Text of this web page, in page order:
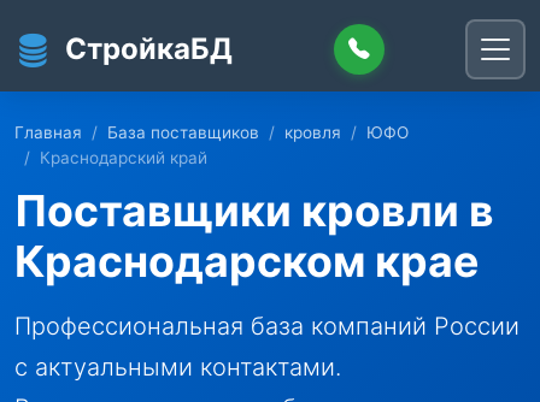
СтройкаБД
Главная База поставщиков кровля
ЮФО
Краснодарский край
Поставщики кровли в
Краснодарском крае
Профессиональная база компаний России
с актуальными контактами.